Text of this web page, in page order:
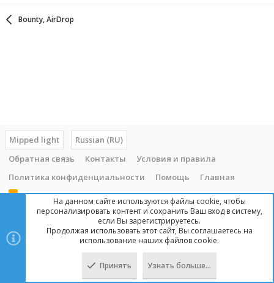
Bounty, AirDrop
Mipped light
Russian (RU)
Обратная связь
Контакты
Условия и правила
Политика конфиденциальности
Помощь Главная
R
Copyright © 2014 - 2025, mipped.com. Все права защищены. При
копировании материала с сайта, обратная ссылка обязательна!
На данном сайте используются файлы cookie, чтобы
персонализировать контент и сохранить Ваш вход в систему,
если Вы зарегистрируетесь.
Продолжая использовать этот сайт, Вы соглашаетесь на
использование наших файлов cookie.
Принять Узнать больше…